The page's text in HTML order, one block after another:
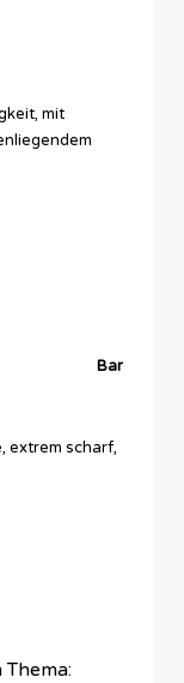
mit
Bar
extrem scharf,